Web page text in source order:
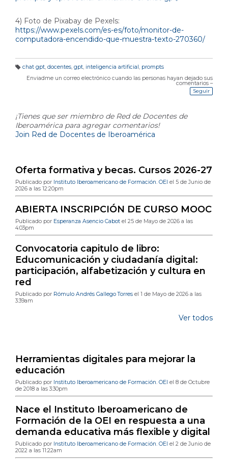
4) Foto de Pixabay de Pexels:
https://www.pexels.com/es-es/foto/monitor-de-
computadora-encendido-que-muestra-texto-270360/
chat gpt, docentes, gpt, inteligencia artificial, prompts
Enviadme un correo electrónico cuando las personas hayan dejado sus
comentarios –
Seguir
¡Tienes que ser miembro de Red de Docentes de
Iberoamérica para agregar comentarios!
Join Red de Docentes de Iberoamérica
Oferta formativa y becas. Cursos 2026-27
Publicado por Instituto Iberoamericano de Formación. OEI el 5 de Junio de
2026 a las 12:20pm
ABIERTA INSCRIPCIÓN DE CURSO MOOC
Publicado por Esperanza Asencio Cabot el 25 de Mayo de 2026 a las
4:03pm
Convocatoria capitulo de libro:
Educomunicación y ciudadanía digital:
participación, alfabetización y cultura en
red
Publicado por Rómulo Andrés Gallego Torres el 1 de Mayo de 2026 a las
3:39am
Ver todos
Herramientas digitales para mejorar la
educación
Publicado por Instituto Iberoamericano de Formación. OEI el 8 de Octubre
de 2018 a las 3:30pm
Nace el Instituto Iberoamericano de
Formación de la OEI en respuesta a una
demanda educativa más flexible y digital
Publicado por Instituto Iberoamericano de Formación. OEI el 2 de Junio de
2022 a las 11:22am